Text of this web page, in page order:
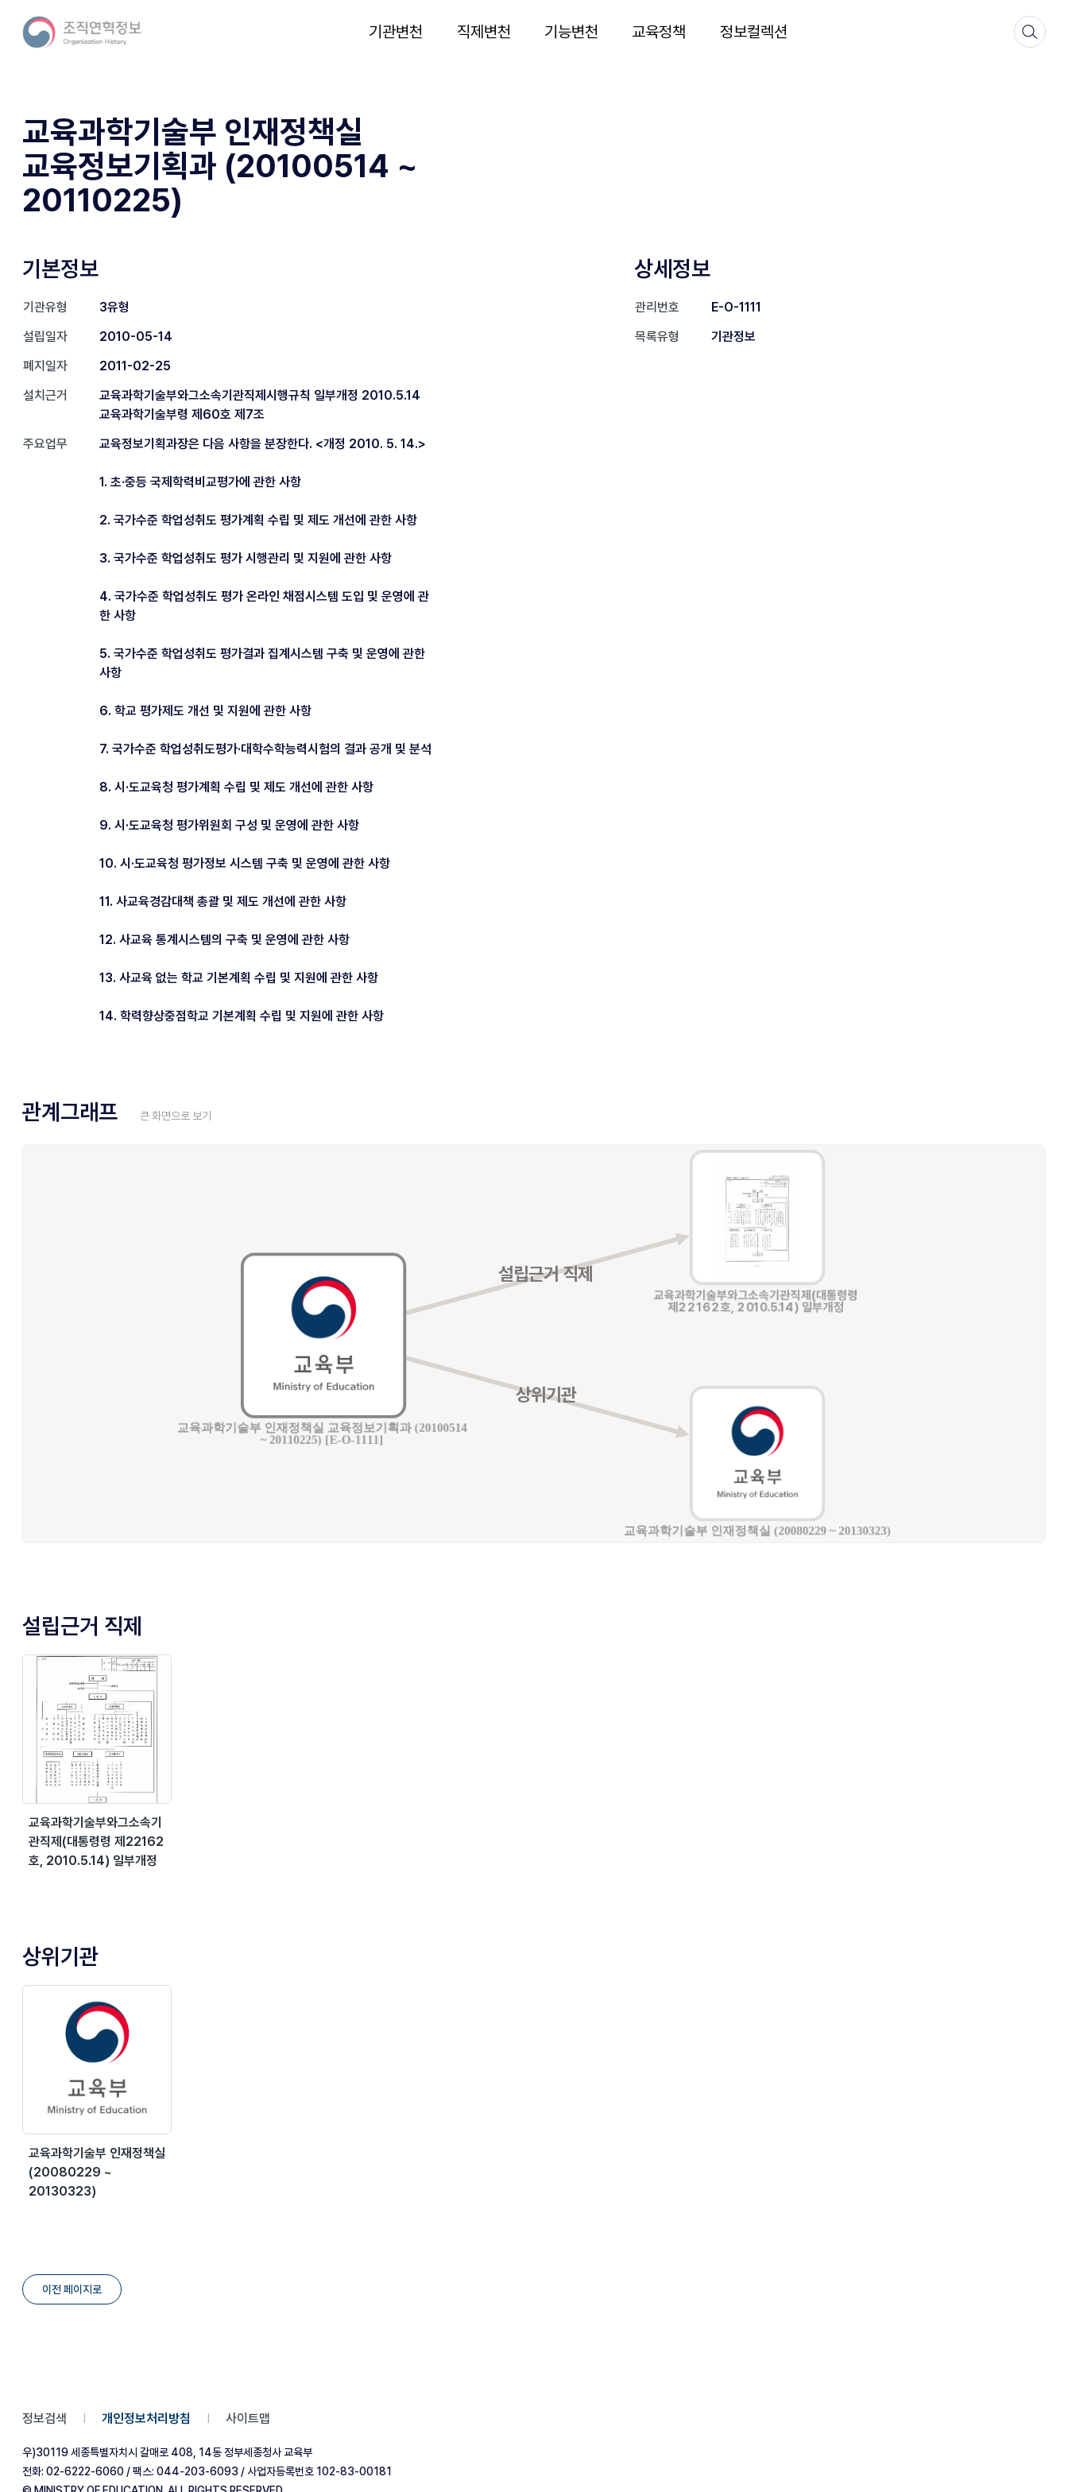
기관변천 직제변천 기능변천 교육정책 정보컬렉션
교육과학기술부 인재정책실
교육정보기획과 (20100514 ~
20110225)
기본정보
기관유형
3유형
설립일자
2010-05-14
폐지일자
2011-02-25
설치근거
교육과학기술부와그소속기관직제시행규칙 일부개정 2010.5.14
교육과학기술부령 제60호 제7조
주요업무
교육정보기획과장은 다음 사항을 분장한다. <개정 2010. 5. 14.>
1. 초·중등 국제학력비교평가에 관한 사항
2. 국가수준 학업성취도 평가계획 수립 및 제도 개선에 관한 사항
3. 국가수준 학업성취도 평가 시행관리 및 지원에 관한 사항
4. 국가수준 학업성취도 평가 온라인 채점시스템 도입 및 운영에 관
한 사항
5. 국가수준 학업성취도 평가결과 집계시스템 구축 및 운영에 관한
사항
6. 학교 평가제도 개선 및 지원에 관한 사항
7. 국가수준 학업성취도평가·대학수학능력시험의 결과 공개 및 분석
8. 시·도교육청 평가계획 수립 및 제도 개선에 관한 사항
9. 시·도교육청 평가위원회 구성 및 운영에 관한 사항
10. 시·도교육청 평가정보 시스템 구축 및 운영에 관한 사항
11. 사교육경감대책 총괄 및 제도 개선에 관한 사항
12. 사교육 통계시스템의 구축 및 운영에 관한 사항
13. 사교육 없는 학교 기본계획 수립 및 지원에 관한 사항
14. 학력향상중점학교 기본계획 수립 및 지원에 관한 사항
상세정보
관리번호
E-O-1111
목록유형
기관정보
관계그래프 큰 화면으로 보기
설립근거 직제
교육과학기술부와그소속기
관직제(대통령령 제22162
호, 2010.5.14) 일부개정
상위기관
교육과학기술부 인재정책실
(20080229 ~
20130323)
이전 페이지로
정보검색 개인정보처리방침 사이트맵
우)30119 세종특별자치시 갈매로 408, 14동 정부세종청사 교육부
전화: 02-6222-6060 / 팩스: 044-203-6093 / 사업자등록번호 102-83-00181